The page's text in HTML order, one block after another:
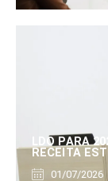
LDO PARA
RECEITA
01/07/2026